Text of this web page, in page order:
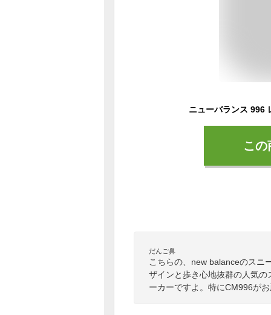
こ
だんご鼻
こちらの、new balanceのスニ
ザインと歩き心地抜群の人気
ーカーですよ。特にCM996が